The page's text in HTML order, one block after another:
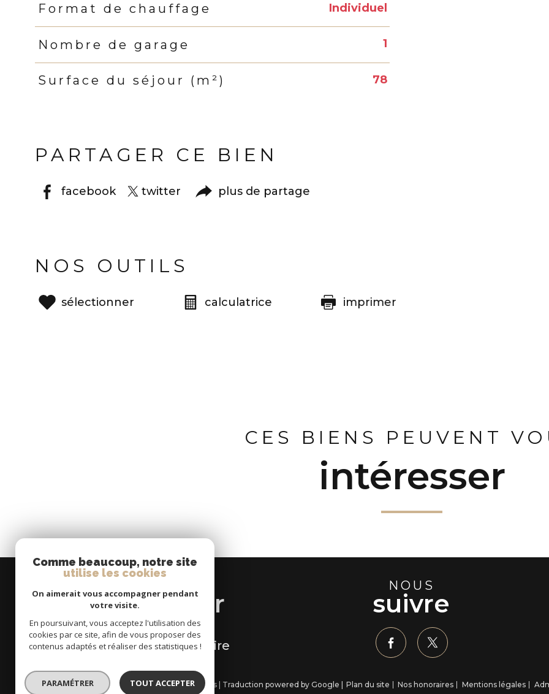
Format de chauffage Individuel
Nombre de garage 1
Surface du séjour (m²) 78
PARTAGER CE BIEN
facebook twitter plus de partage
NOS OUTILS
sélectionner calculatrice imprimer
CES BIENS PEUVENT
intéresser
connecter
Espace propriétaire
NOUS
suivre
© 2026 | Tous droits réservés | Traduction powered by Google | Plan du site Nos honoraires Mentions légales
Comme beaucoup, notre site
utilise les cookies
On aimerait vous accompagner pendant
votre visite.
En poursuivant, vous acceptez l'utilisation des
cookies par ce site, afin de vous proposer des
contenus adaptés et réaliser des statistiques !
PARAMÉTRER TOUT ACCEPTER